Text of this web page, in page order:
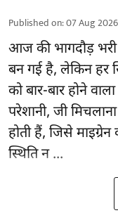
Published on:07 Aug
आज की भागदौड़
बन गई है, लेकिन हर
को बार-बार होने वाला
परेशानी, जी
होती हैं, जिसे
स्थिति न ...